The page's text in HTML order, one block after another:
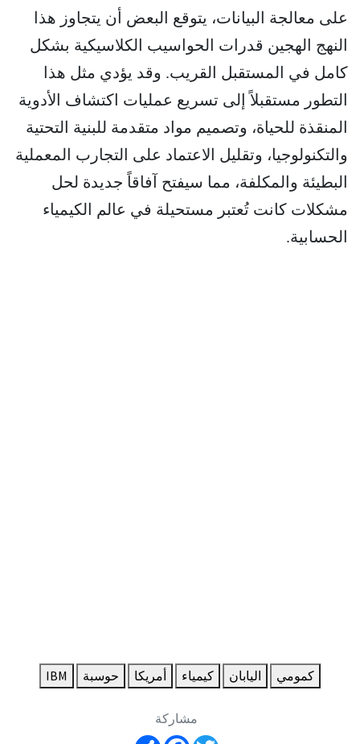
على معالجة البيانات، يتوقع البعض أن يتجاوز هذا
النهج الهجين قدرات الحواسيب الكلاسيكية بشكل
كامل في المستقبل القريب. وقد يؤدي مثل هذا
التطور مستقبلاً إلى تسريع عمليات اكتشاف الأدوية
المنقذة للحياة، وتصميم مواد متقدمة للبنية التحتية
والتكنولوجيا، وتقليل الاعتماد على التجارب المعملية
البطيئة والمكلفة، مما سيفتح آفاقاً جديدة لحل
مشكلات كانت تُعتبر مستحيلة في عالم الكيمياء
الحسابية.
كمومي اليابان كيمياء أمريكا حوسبة IBM
مشاركة
Share
FacebookTwitter